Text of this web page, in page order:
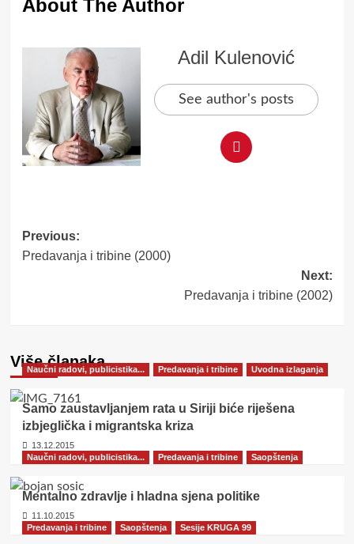
About The Author
Adil Kulenović
See author's posts
Post
navigation
Previous:
Predavanja i tribine (2000)
Next:
Predavanja i tribine (2002)
Više članaka
Naučni radovi, publicistika... Predavanja i tribine Uvodna izlaganja
Samo zaustavljanjem rata u Siriji biće riješena
izbjeglička i migrantska kriza
13.12.2015
Naučni radovi, publicistika...
Predavanja i tribine Saopštenja
Mentalno zdravlje i hladna sjena politike
11.10.2015
Predavanja i tribine
Saopštenja Sesije KRUGA 99